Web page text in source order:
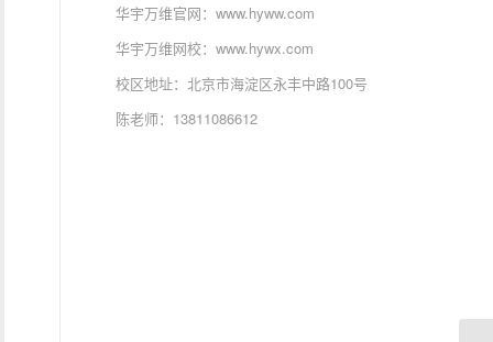
华宇万维官网：www.hyww.com
华宇万维网校：www.hywx.com
校区地址：北京市海淀区永丰中路100号
陈老师：13811086612